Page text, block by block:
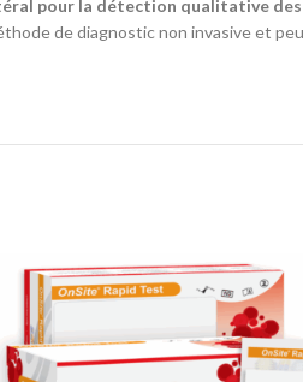
pour la détection qualitative
de diagnostic non invasive et